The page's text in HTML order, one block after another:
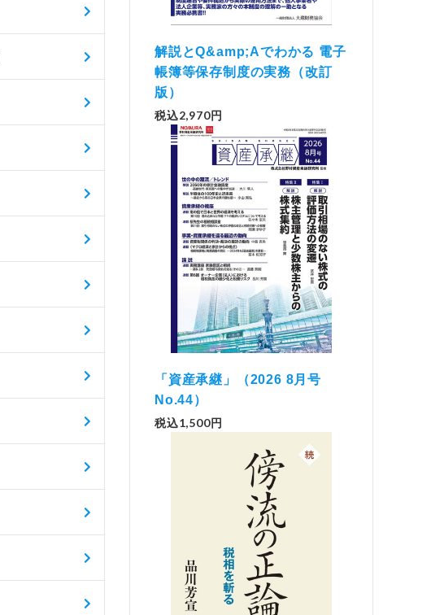
解説とQ&amp;Aでわかる 電子
帳簿等保存制度の実務（改訂
版）
税込2,970円
「資産承継」（2026 8月号
No.44）
税込1,500円